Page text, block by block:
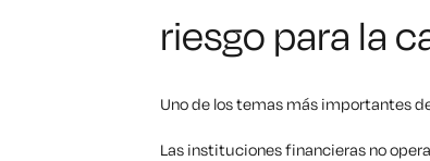
riesgo para la
Uno de los temas más importantes
Las instituciones financieras no